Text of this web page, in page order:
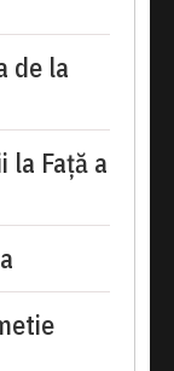
de la
la Față a